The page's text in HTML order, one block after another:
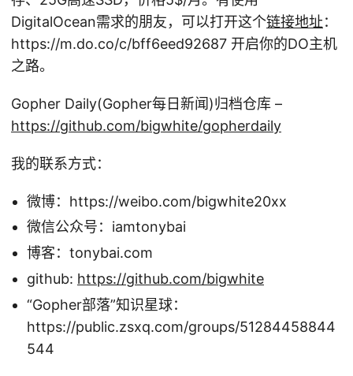
DigitalOcean需求的朋友，可以打开这个链接地址：
https://m.do.co/c/bff6eed92687 开启你的DO主机
之路。
Gopher Daily(Gopher每日新闻)归档仓库 –
https://github.com/bigwhite/gopherdaily
我的联系方式：
微博：https://weibo.com/bigwhite20xx
微信公众号：iamtonybai
博客：tonybai.com
github: https://github.com/bigwhite
“Gopher部落”知识星球：
https://public.zsxq.com/groups/51284458844
544